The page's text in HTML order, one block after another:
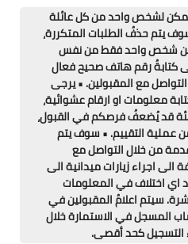
لشخص واحد من كل عائلة
يتم حذفُ الطلبات المتكررة،
من شخص واحد فقط من نفس
كتابةُ رقم هاتف صحيح فعال
مع المقبولين. • يرجى
معلومات او ارقام عشوائية،
قد يُضعفُ فرصكم في القبول،
عملية التقييم. • سوف يتم
من خلال التواصل مع
الى اجراء زيارات ميدانية الى
اي اختلاف في المعلومات
سيتم اعلامُ المقبولين في
المسجل في الاستمارة خلال
كحد أقصى.